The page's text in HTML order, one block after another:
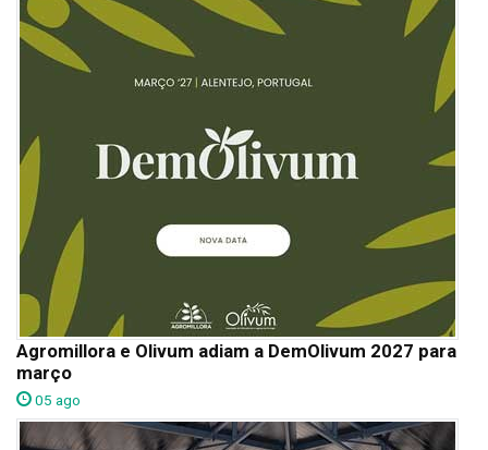
Agromillora e Olivum adiam a DemOlivum 2027 para
março
05 ago